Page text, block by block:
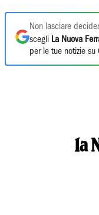
Non lasciare
scegli La Nuova
per le tue notizie su